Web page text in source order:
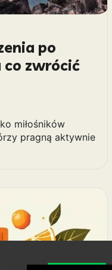
po
co zwrócić
miłośników
pragną aktywnie